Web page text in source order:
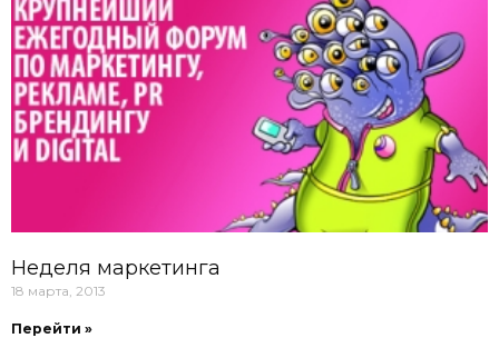
Неделя маркетинга
18 марта, 2013
Перейти »